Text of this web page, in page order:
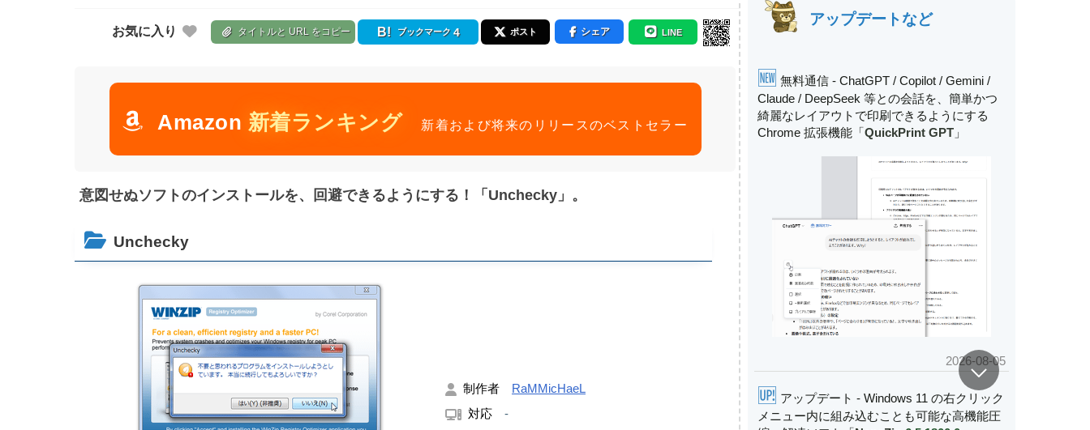
お気に入り タイトルと URL をコピー ブックマーク 4 ポスト シェア LINE
Amazon 新着ランキング 新着および将来のリリースのベストセラー
意図せぬソフトのインストールを、回避できるようにする！「Unchecky」。
Unchecky
制作者 RaMMicHaeL
対応 -
アップデートなど